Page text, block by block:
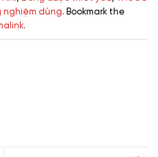
nghiệm dùng. Bookmark the
.